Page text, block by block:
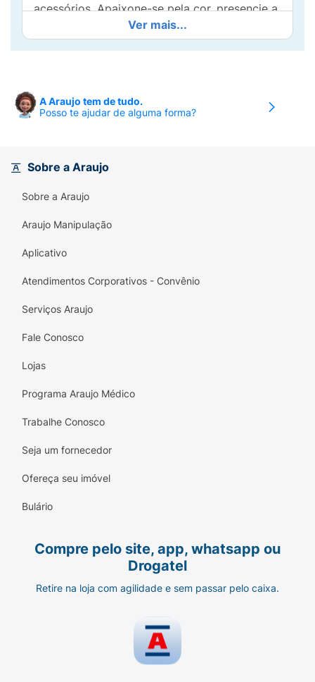
acessórios. Apaixone-se pela cor, presencie a
longa duração e viva a beleza de suas unhas
de forma única com o Esmalte Roxo Sem
Ver mais...
A Araujo tem de tudo.
Posso te ajudar de alguma forma?
Sobre a Araujo
Sobre a Araujo
Araujo Manipulação
Aplicativo
Atendimentos Corporativos - Convênio
Serviços Araujo
Fale Conosco
Lojas
Programa Araujo Médico
Trabalhe Conosco
Seja um fornecedor
Ofereça seu imóvel
Bulário
Compre pelo site, app, whatsapp ou
Drogatel
Retire na loja com agilidade e sem passar pelo caixa.